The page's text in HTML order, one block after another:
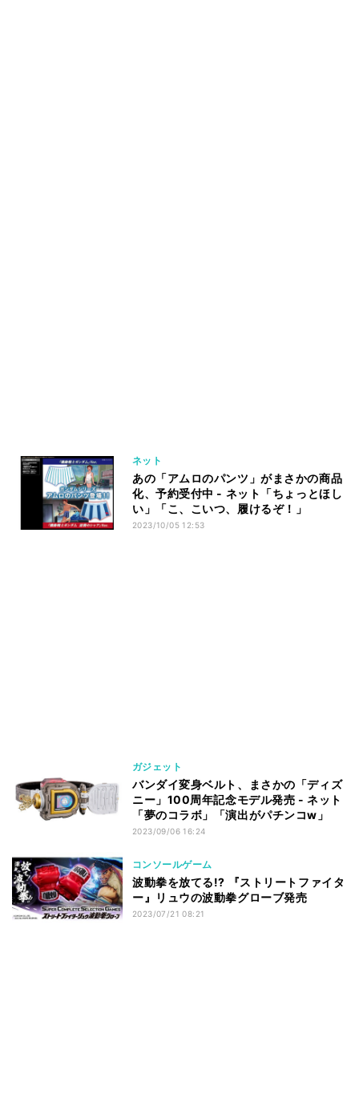
ネット
あの「アムロのパンツ」がまさかの商品
化、予約受付中 - ネット「ちょっとほし
い」「こ、こいつ、履けるぞ！」
2023/10/05 12:53
ガジェット
バンダイ変身ベルト、まさかの「ディズ
ニー」100周年記念モデル発売 - ネット
「夢のコラボ」「演出がパチンコw」
2023/09/06 16:24
コンソールゲーム
波動拳を放てる!? 『ストリートファイタ
ー』リュウの波動拳グローブ発売
2023/07/21 08:21